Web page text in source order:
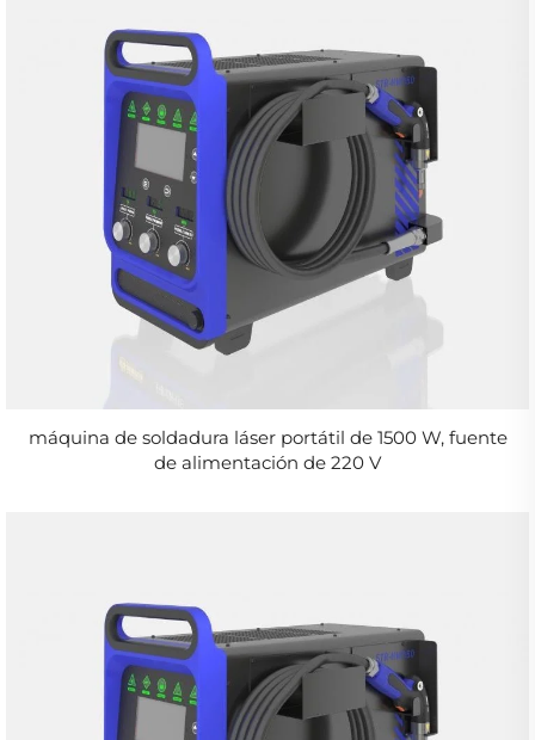
máquina de soldadura láser portátil de 1500 W, fuente
de alimentación de 220 V